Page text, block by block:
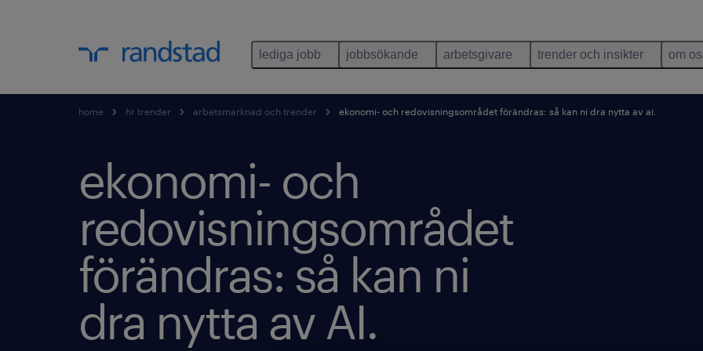
lediga jobb jobbsökande arbetsgivare trender och insikter om
home hr trender arbetsmarknad och trender ekonomi- och redovisningsområdet förändras: så kan ni dra nytta av ai.
ekonomi- och
redovisningsområdet
förändras: så kan ni
dra nytta av AI.